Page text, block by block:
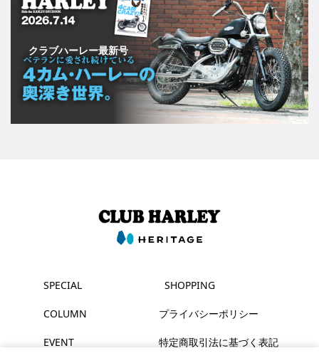
クラブハーレー最新号
SPECIAL
COLUMN
EVENT
SHOPPING
プライバシーポリシー
特定商取引法に基づく表記